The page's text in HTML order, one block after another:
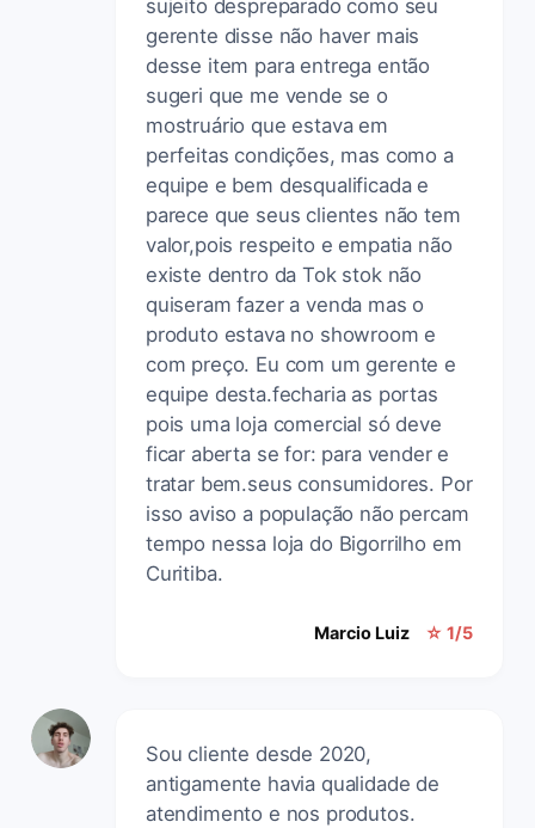
sujeito despreparado como seu
gerente disse não haver mais
desse item para entrega então
sugeri que me vende se o
mostruário que estava em
perfeitas condições, mas como a
equipe e bem desqualificada e
parece que seus clientes não tem
valor,pois respeito e empatia não
existe dentro da Tok stok não
quiseram fazer a venda mas o
produto estava no showroom e
com preço. Eu com um gerente e
equipe desta.fecharia as portas
pois uma loja comercial só deve
ficar aberta se for: para vender e
tratar bem.seus consumidores. Por
isso aviso a população não percam
tempo nessa loja do Bigorrilho em
Curitiba.
Marcio Luiz ☆ 1/5
Sou cliente desde 2020,
antigamente havia qualidade de
atendimento e nos produtos.